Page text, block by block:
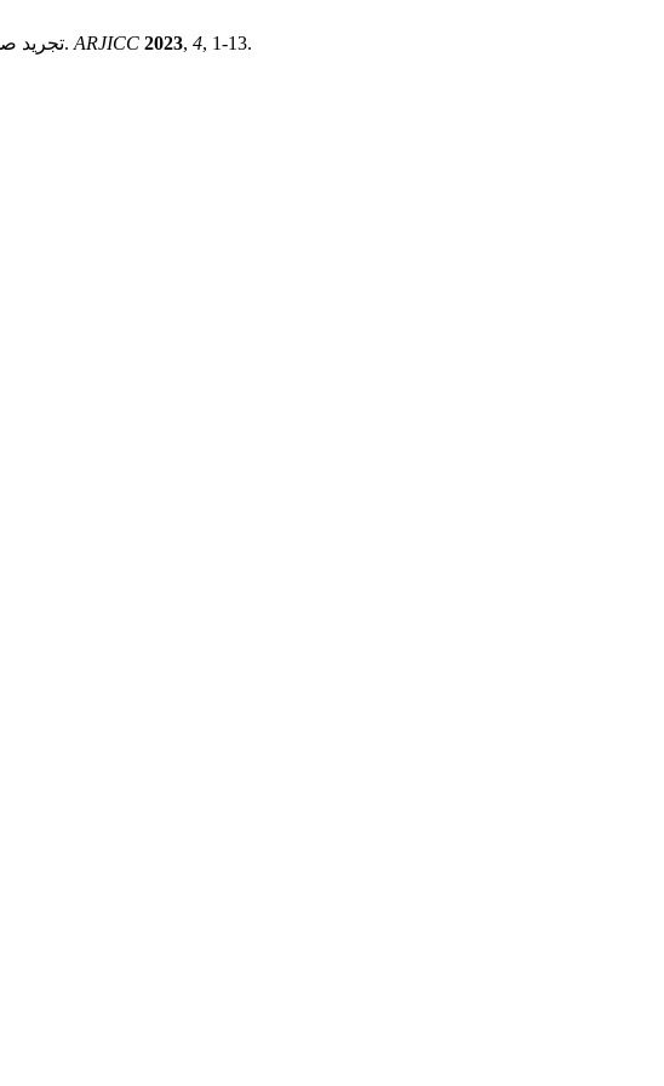
Raza, D. A.; Khan, D. M. K. .; Sarwar, D. M. Abstract Contemporary Meaning of Sihah Sitta : تجرید صحاح ستہ کی عصری معنویت. ARJICC 2023, 4, 1-13.